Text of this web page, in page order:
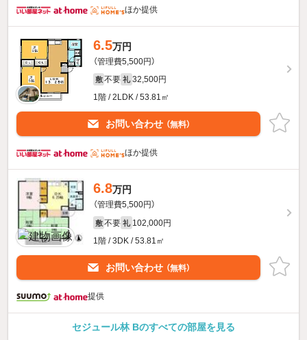
ほか提供
6.5万円
（管理費5,500円）
敷 不要 礼 32,500円
1階 / 2LDK / 53.81㎡
お問い合わせ （無料）
ほか提供
6.8万円
（管理費5,500円）
敷 不要 礼 102,000円
1階 / 3DK / 53.81㎡
お問い合わせ （無料）
提供
セジュール林 Bのすべての部屋を見る